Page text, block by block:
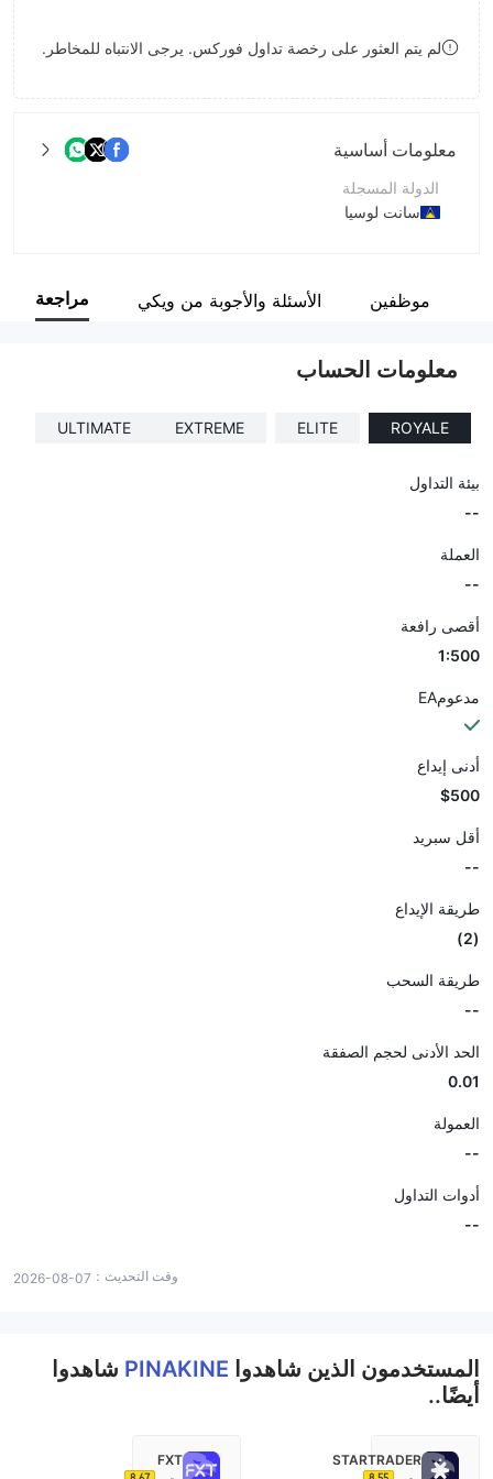
8
8
لم يتم العثور على رخصة تداول فوركس. يرجى الانتباه للمخاطر.
معلومات أساسية
الدولة المسجلة
سانت لوسيا
اسم الشركة
موظفين الأسئلة والأجوبة من ويكي مراجعة
معلومات الحساب
ROYALE
ELITE
EXTREME
ULTIMATE
بيئة التداول
--
العملة
--
أقصى رافعة
1:500
مدعومEA
أدنى إيداع
$500
أقل سبريد
--
طريقة الإيداع
(2)
طريقة السحب
--
الحد الأدنى لحجم الصفقة
0.01
العمولة
--
أدوات التداول
--
وقت التحديث： 2026-08-07
المستخدمون الذين شاهدوا PINAKINE شاهدوا
أيضًا..
STARTRADER
FXT